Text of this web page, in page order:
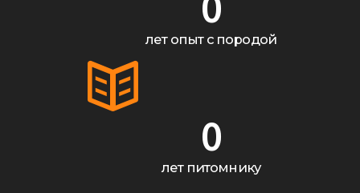
лет опыт с породой
0
лет питомнику